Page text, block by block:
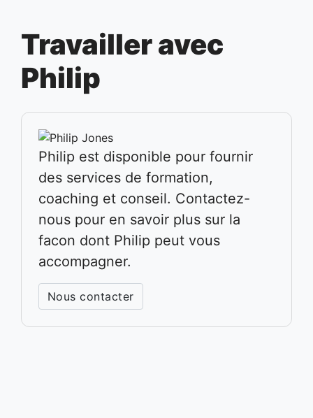
Travailler avec
Philip
Philip est disponible pour fournir
des services de formation,
coaching et conseil. Contactez-
nous pour en savoir plus sur la
facon dont Philip peut vous
accompagner.
Nous contacter